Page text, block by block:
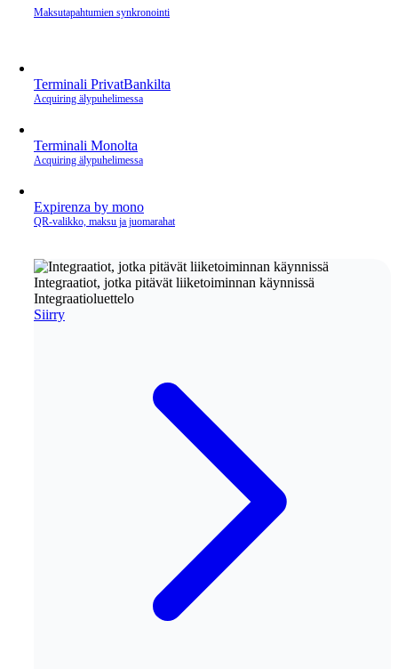
Maksutapahtumien synkronointi
Terminali PrivatBankilta
Acquiring älypuhelimessa
Terminali Monolta
Acquiring älypuhelimessa
Expirenza by mono
QR‑valikko, maksu ja juomarahat
Integraatiot, jotka pitävät liiketoiminnan käynnissä
Integraatioluettelo
Siirry